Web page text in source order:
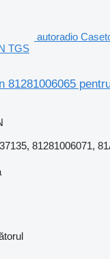
autoradio
TGS
81281006065
81281006071,